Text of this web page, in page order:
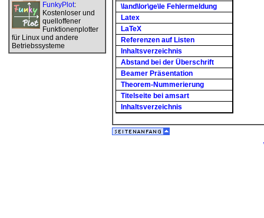
FunkyPlot:
Kostenloser und
quelloffener
Funktionenplotter
für Linux und andere
Betriebssysteme
\land\lor\ge\le Fehlermeldung
Latex
LaTeX
Referenzen auf Listen
Inhaltsverzeichnis
Abstand bei der Überschrift
Beamer Präsentation
Theorem-Nummerierung
Titelseite bei amsart
Inhaltsverzeichnis